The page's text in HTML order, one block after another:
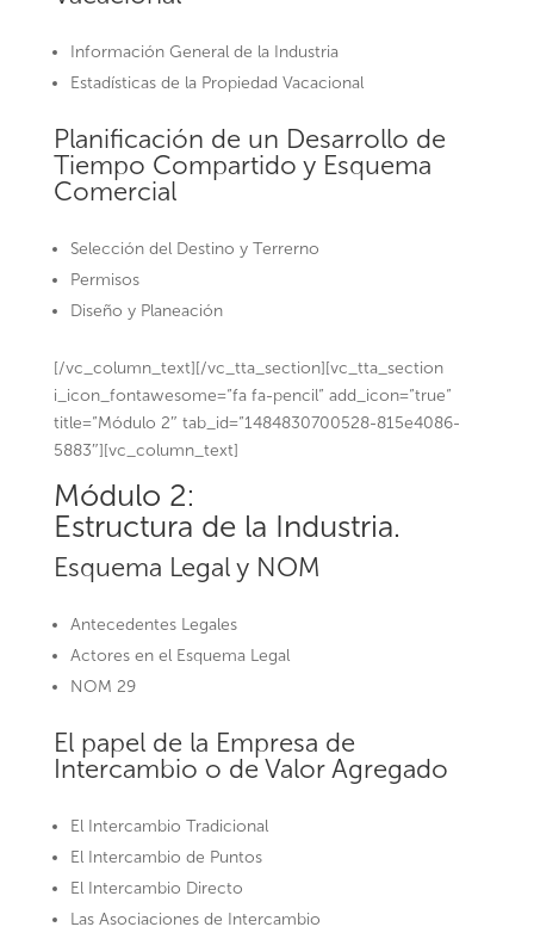
Información General de la Industria
Estadísticas de la Propiedad Vacacional
Planificación de un Desarrollo de
Tiempo Compartido y Esquema
Comercial
Selección del Destino y Terrerno
Permisos
Diseño y Planeación
[/vc_column_text][/vc_tta_section][vc_tta_section
i_icon_fontawesome=”fa fa-pencil” add_icon=”true”
title=”Módulo 2″ tab_id=”1484830700528-815e4086-
5883″][vc_column_text]
Módulo 2:
Estructura de la Industria.
Esquema Legal y NOM
Antecedentes Legales
Actores en el Esquema Legal
NOM 29
El papel de la Empresa de
Intercambio o de Valor Agregado
El Intercambio Tradicional
El Intercambio de Puntos
El Intercambio Directo
Las Asociaciones de Intercambio